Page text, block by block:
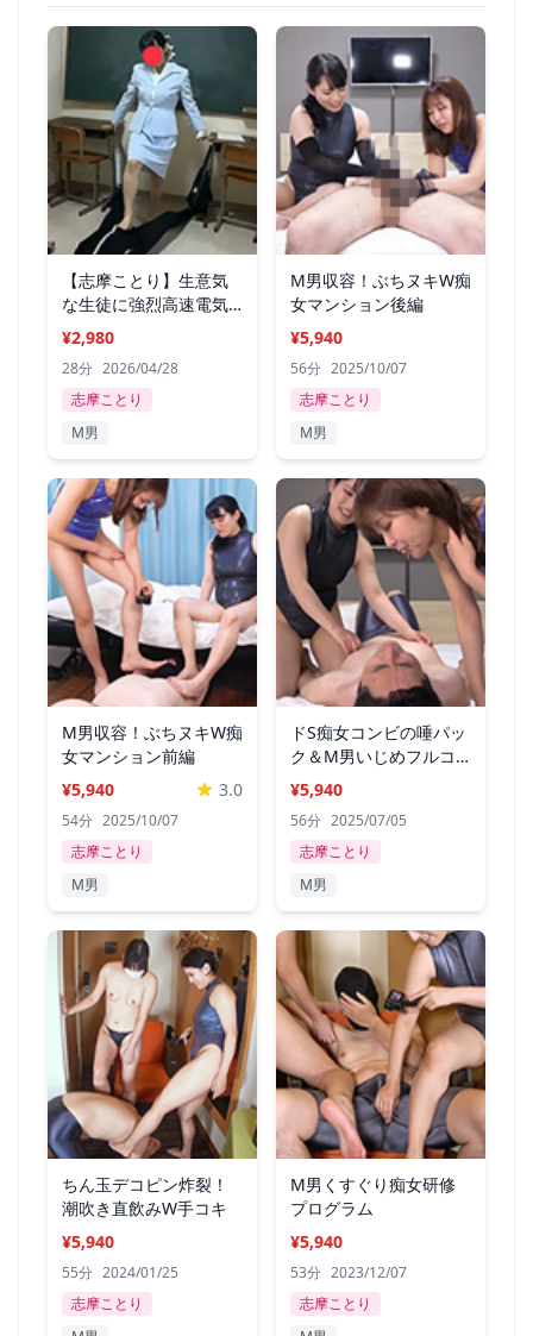
【志摩ことり】生意気
な生徒に強烈高速電気
アンマで指導
¥2,980
28分 2026/04/28
志摩ことり
M男
M男収容！ぶちヌキW痴
女マンション後編
¥5,940
56分 2025/10/07
志摩ことり
M男
M男収容！ぶちヌキW痴
女マンション前編
¥5,940
3.0
54分 2025/10/07
志摩ことり
M男
ドS痴女コンビの唾パッ
ク＆M男いじめフルコ
ース！
¥5,940
56分 2025/07/05
志摩ことり
M男
ちん玉デコピン炸裂！
潮吹き直飲みW手コキ
¥5,940
55分 2024/01/25
志摩ことり
M男くすぐり痴女研修
プログラム
¥5,940
53分 2023/12/07
志摩ことり